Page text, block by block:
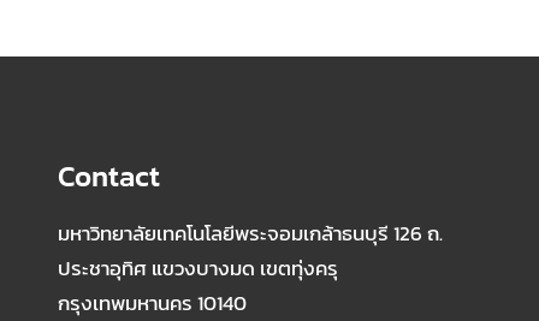
Contact
มหาวิทยาลัยเทคโนโลยีพระจอมเกล้าธนบุรี 126 ถ.
ประชาอุทิศ แขวงบางมด เขตทุ่งครุ
กรุงเทพมหานคร 10140